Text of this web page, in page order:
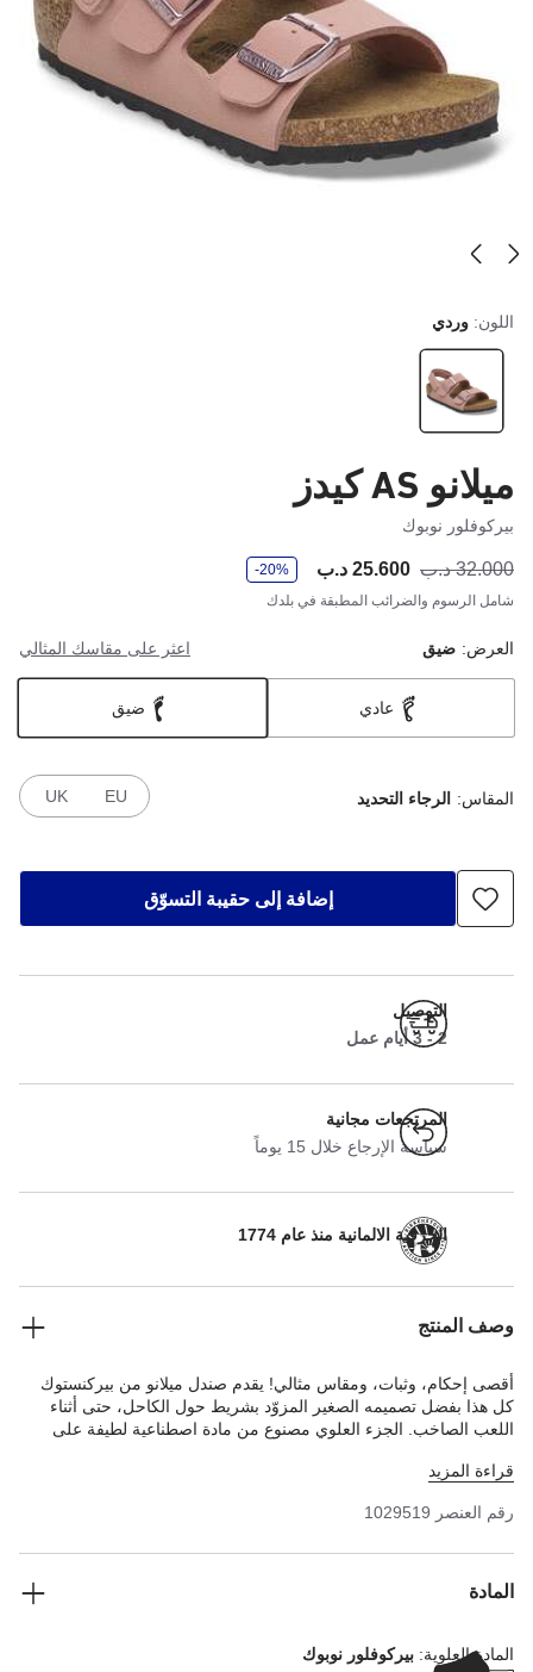
اللون: وردي
ميلانو AS كيدز
بيركوفلور نوبوك
32.000 د.ب 25.600 د.ب
-20%
شامل الرسوم والضرائب المطبقة في بلدك
العرض: ضيق اعثر على مقاسك المثالي
عادي ضيق
المقاس: الرجاء التحديد EU
UK
إضافة إلى حقيبة التسوّق
التوصيل
2 - 3 أيام عمل
المرتجعات مجانية
سياسة الإرجاع خلال 15 يوماً
الحرفية الالمانية منذ عام 1774
وصف المنتج
أقصى إحكام، وثبات، ومقاس مثالي! يقدم صندل ميلانو من بيركنستوك
كل هذا بفضل تصميمه الصغير المزوّد بشريط حول الكاحل، حتى أثناء
اللعب الصاخب. الجزء العلوي مصنوع من مادة اصطناعية لطيفة على
يوحي بأنه جلد طبيعي بفضل لونه وملمسه.
قراءة المزيد
رقم العنصر 1029519
المادة
المادة العلوية: بيركوفلور نوبوك